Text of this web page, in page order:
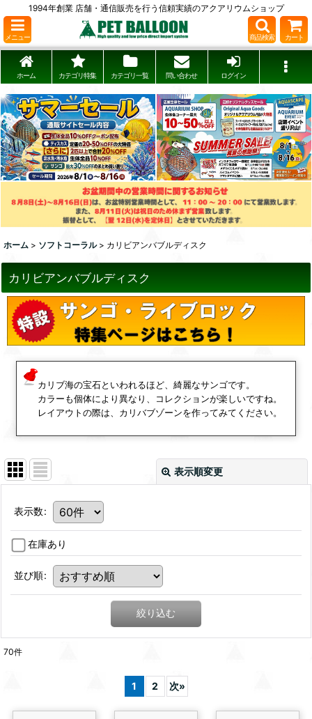
1994年創業 店舗・通信販売を行う信頼実績のアクアリウムショップ
メニュー 商品検索 カート
ホーム カテゴリ特集 カテゴリ一覧 問い合わせ ログイン
ホーム > ソフトコーラル > カリビアンバブルディスク
カリビアンバブルディスク
カリブ海の宝石といわれるほど、綺麗なサンゴです。
カラーも個体により異なり、コレクションが楽しいですね。
レイアウトの際は、カリバブゾーンを作ってみてください。
表示順変更
表示数:
在庫あり
並び順:
絞り込む
70件
1 2 次»